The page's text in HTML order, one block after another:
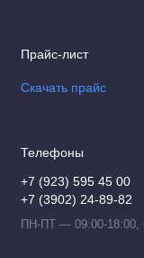
Прайс-лист
Скачать прайс
Телефоны
+7 (923) 595 45 00
+7 (3902) 24-89-82
ПН-ПТ — 09:00-